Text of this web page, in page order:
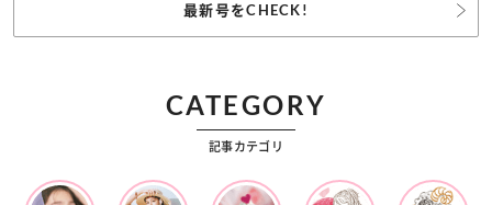
最新号をCHECK!
CATEGORY
記事カテゴリ